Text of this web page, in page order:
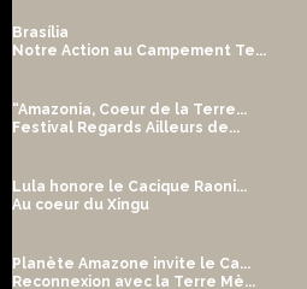
Brasília
Notre Action au Campement Te...
“Amazonia, Coeur de la Terre...
Festival Regards Ailleurs de...
Lula honore le Cacique Raoni...
Au coeur du Xingu
Planète Amazone invite le Ca...
Reconnexion avec la Terre Mè...